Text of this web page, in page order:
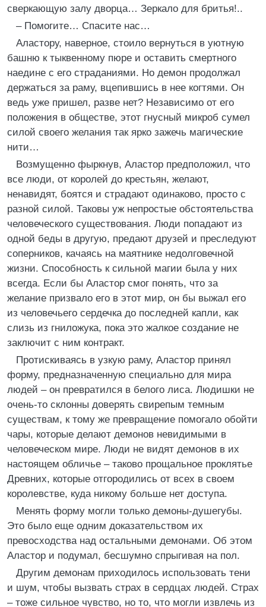
сверкающую залу дворца… Зеркало для бритья!..
– Помогите… Спасите нас…
Аластору, наверное, стоило вернуться в уютную
башню к тыквенному пюре и оставить смертного
наедине с его страданиями. Но демон продолжал
держаться за раму, вцепившись в нее когтями. Он
ведь уже пришел, разве нет? Независимо от его
положения в обществе, этот гнусный микроб сумел
силой своего желания так ярко зажечь магические
нити…
Возмущенно фыркнув, Аластор предположил, что
все люди, от королей до крестьян, желают,
ненавидят, боятся и страдают одинаково, просто с
разной силой. Таковы уж непростые обстоятельства
человеческого существования. Люди попадают из
одной беды в другую, предают друзей и преследуют
соперников, качаясь на маятнике недолговечной
жизни. Способность к сильной магии была у них
всегда. Если бы Аластор смог понять, что за
желание призвало его в этот мир, он бы выжал его
из человечьего сердечка до последней капли, как
слизь из гниложука, пока это жалкое создание не
заключит с ним контракт.
Протискиваясь в узкую раму, Аластор принял
форму, предназначенную специально для мира
людей – он превратился в белого лиса. Людишки не
очень-то склонны доверять свирепым темным
существам, к тому же превращение помогало обойти
чары, которые делают демонов невидимыми в
человеческом мире. Люди не видят демонов в их
настоящем обличье – таково прощальное проклятье
Древних, которые отгородились от всех в своем
королевстве, куда никому больше нет доступа.
Менять форму могли только демоны-душегубы.
Это было еще одним доказательством их
превосходства над остальными демонами. Об этом
Аластор и подумал, бесшумно спрыгивая на пол.
Другим демонам приходилось использовать тени
и шум, чтобы вызвать страх в сердцах людей. Страх
– тоже сильное чувство, но то, что могли извлечь из